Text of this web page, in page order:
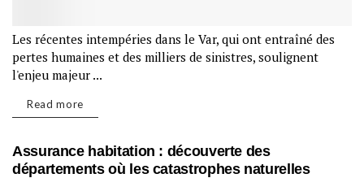
Les récentes intempéries dans le Var, qui ont entraîné des
pertes humaines et des milliers de sinistres, soulignent
l'enjeu majeur ...
Read more
Assurance habitation : découverte des
départements où les catastrophes naturelles